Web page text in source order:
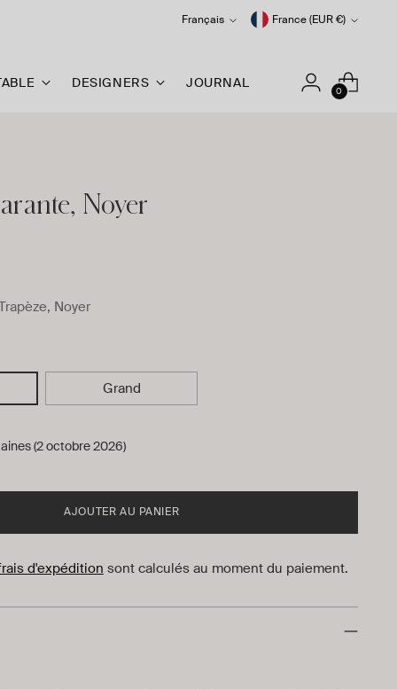
Langue
Français Monnaie France (EUR €)
DESIGNERS JOURNAL
0
Noyer
Noyer
Grand
(2 octobre 2026)
AJOUTER AU PANIER
d'expédition sont calculés au moment du paiement.